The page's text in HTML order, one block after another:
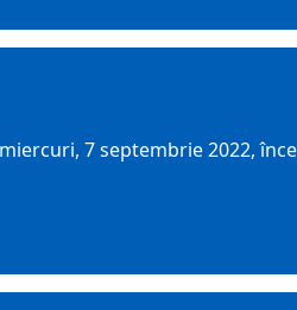
7 septembrie 2022,